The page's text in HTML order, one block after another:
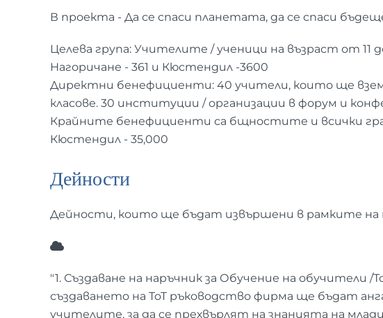
В проекта - Да се спаси планетата, да се спаси
Целева група: Учителите / ученици на възраст от
Нагоричане - 361 и Кюстендил -3600
Директни бенефициенти: 40 учители, които ще
класове. 30 институции / организации в форум и
Крайните бенефициенти са бщностите и всички
Кюстендил - 35,000
Дейности
Дейности, които ще бъдат извършени в рамките на
"1. Създаване на наръчник за Обучение на обучители
създаването на ToT ръководство фирма ще бъдат
учителите, за да се прехвърлят на знанията на